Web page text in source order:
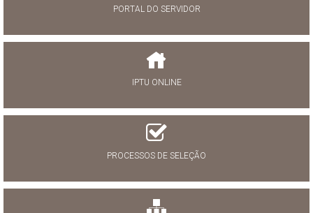
PORTAL DO SERVIDOR
IPTU ONLINE
PROCESSOS DE SELEÇÃO